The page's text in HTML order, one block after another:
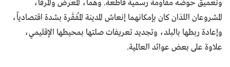
وتعميق حوضه مقاومة رسمية قاطعة. وهما، المعرض والمرفأ،
المشروعان اللذان كان بإمكانهما إنعاش المدينة المُفقَرة بشدة اقتصادياً،
وإعادة ربطها بالبلد، وتجديد تعريفات صلتها بمحيطها الإقليمي،
علاوة على بعض عوائد العالمية.